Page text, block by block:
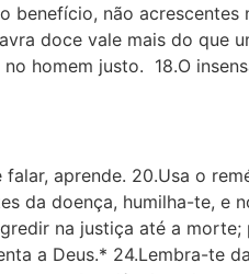
benefício, não
doce vale mais do que
homem justo. 18.O
aprende. 20.Usa o
da doença, humilha-te,
na justiça até a
a Deus.* 24.Lembra-te